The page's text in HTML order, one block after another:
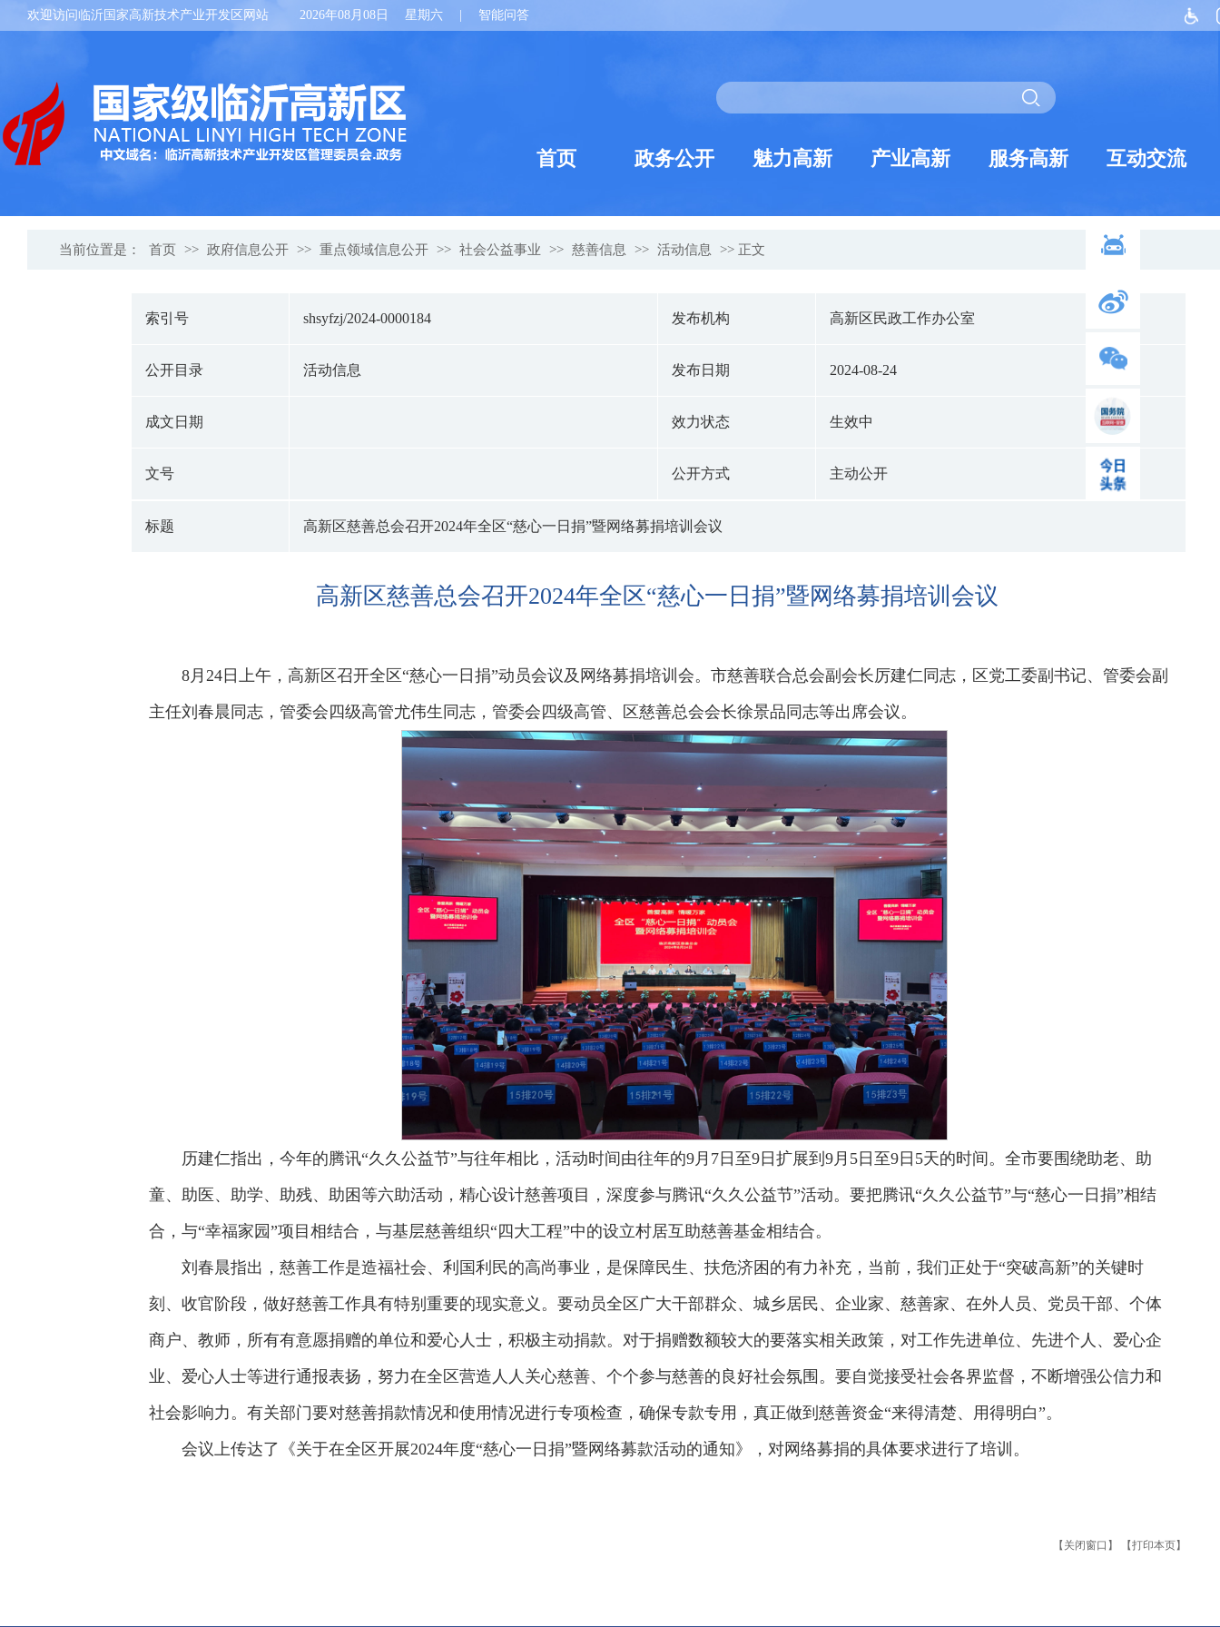
欢迎访问临沂国家高新技术产业开发区网站 2026年08月08日 星期六 智能问答
首页 政务公开 魅力高新 产业高新 服务高新 互动交流
当前位置是： 首页 >> 政府信息公开 >> 重点领域信息公开 >> 社会公益事业 >> 慈善信息 >> 活动信息 >> 正文
索引号 shsyfzj/2024-0000184 发布机构 高新区民政工作办公室
公开目录 活动信息 发布日期 2024-08-24
成文日期 效力状态 生效中
文号 公开方式 主动公开
标题 高新区慈善总会召开2024年全区“慈心一日捐”暨网络募捐培训会议
高新区慈善总会召开2024年全区“慈心一日捐”暨网络募捐培训会议
8月24日上午，高新区召开全区“慈心一日捐”动员会议及网络募捐培训会。市慈善联合总会副会长厉建仁同志，区党工委副书记、管委会副
主任刘春晨同志，管委会四级高管尤伟生同志，管委会四级高管、区慈善总会会长徐景品同志等出席会议。
历建仁指出，今年的腾讯“久久公益节”与往年相比，活动时间由往年的9月7日至9日扩展到9月5日至9日5天的时间。全市要围绕助老、助
童、助医、助学、助残、助困等六助活动，精心设计慈善项目，深度参与腾讯“久久公益节”活动。要把腾讯“久久公益节”与“慈心一日捐”相结
合，与“幸福家园”项目相结合，与基层慈善组织“四大工程”中的设立村居互助慈善基金相结合。
刘春晨指出，慈善工作是造福社会、利国利民的高尚事业，是保障民生、扶危济困的有力补充，当前，我们正处于“突破高新”的关键时
刻、收官阶段，做好慈善工作具有特别重要的现实意义。要动员全区广大干部群众、城乡居民、企业家、慈善家、在外人员、党员干部、个体
商户、教师，所有有意愿捐赠的单位和爱心人士，积极主动捐款。对于捐赠数额较大的要落实相关政策，对工作先进单位、先进个人、爱心企
业、爱心人士等进行通报表扬，努力在全区营造人人关心慈善、个个参与慈善的良好社会氛围。要自觉接受社会各界监督，不断增强公信力和
社会影响力。有关部门要对慈善捐款情况和使用情况进行专项检查，确保专款专用，真正做到慈善资金“来得清楚、用得明白”。
会议上传达了《关于在全区开展2024年度“慈心一日捐”暨网络募款活动的通知》，对网络募捐的具体要求进行了培训。
【关闭窗口】 【打印本页】